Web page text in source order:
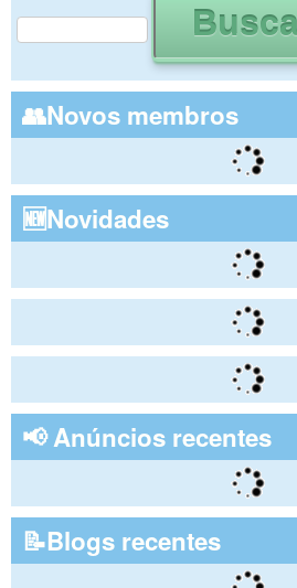
Formulário de busca
👥Novos membros
🆕Novidades
📢 Anúncios recentes
📝Blogs recentes